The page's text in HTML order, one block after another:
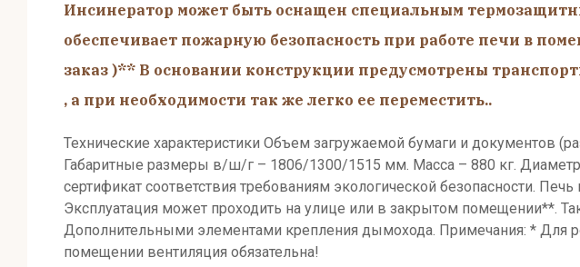
Инсинератор может быть оснащен специальным
обеспечивает пожарную безопасность при работе печи в
заказ )** В основании конструкции предусмотрены
, а при необходимости так же легко ее переместить..
Технические характеристики Объем загружаемой бумаги и документов
Габаритные размеры в/ш/г – 1806/1300/1515 мм. Масса – 880 кг.
сертификат соответствия требованиям экологической безопасности.
Эксплуатация может проходить на улице или в закрытом помещении**.
Дополнительными элементами крепления дымохода. Примечания: * Для
помещении вентиляция обязательна!